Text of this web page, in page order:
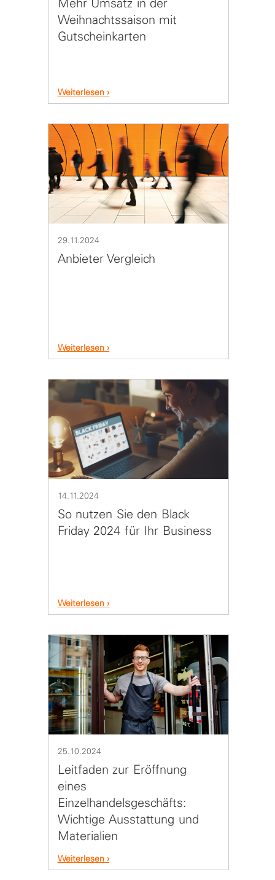
Weihnachtssaison mit
Gutscheinkarten
Weiterlesen
29.11.2024
Anbieter Vergleich
Weiterlesen
14.11.2024
So nutzen Sie den Black
Friday 2024 für Ihr Business
Weiterlesen
25.10.2024
Leitfaden zur Eröffnung
eines
Einzelhandelsgeschäfts:
Wichtige Ausstattung und
Materialien
Weiterlesen